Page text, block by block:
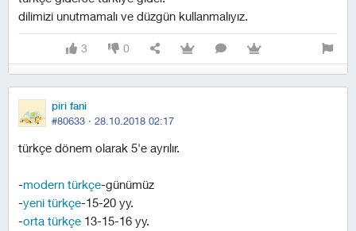
dilimizi unutmamalı ve düzgün kullanmalıyız.
3 0
piri fani
#80633 · 28.10.2018 02:17
türkçe dönem olarak 5'e ayrılır.
-modern türkçe-günümüz
-yeni türkçe-15-20 yy.
-orta türkçe 13-15-16 yy.